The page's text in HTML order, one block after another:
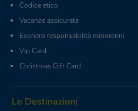
Codice etico
Vacanze assicurate
Esonero responsabilità minorenni
Vip Card
Christmas Gift Card
Le Destinazioni